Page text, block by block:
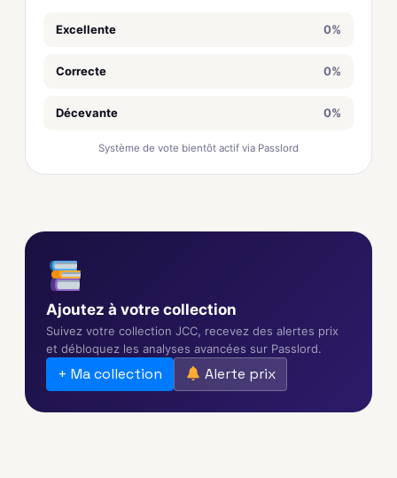
Excellente 0%
Correcte 0%
Décevante 0%
Système de vote bientôt actif via Passlord
Ajoutez à votre collection
Suivez votre collection JCC, recevez des alertes prix
et débloquez les analyses avancées sur Passlord.
+ Ma collection Alerte prix